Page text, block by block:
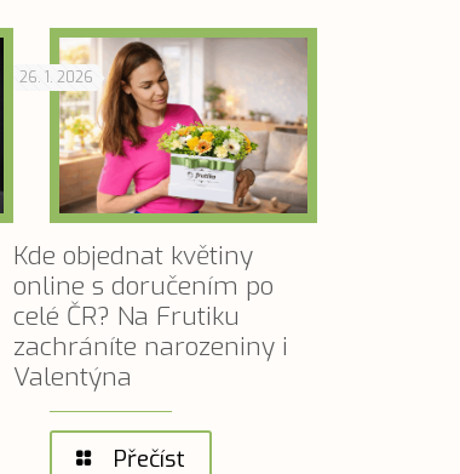
26. 1. 2026
Kde objednat květiny
online s doručením po
celé ČR? Na Frutiku
zachráníte narozeniny i
Valentýna
Přečíst